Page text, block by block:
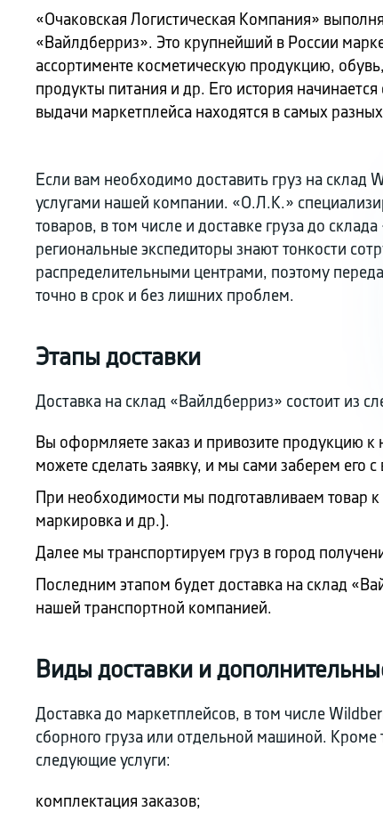
«Очаковская Логистическая Компания»
«Вайлдберриз». Это крупнейший в России
ассортименте косметическую продукцию,
продукты питания и др. Его история
выдачи маркетплейса находятся в самых
Если вам необходимо доставить груз на склад
услугами нашей компании. «О.Л.К.»
товаров, в том числе и доставке груза до
региональные экспедиторы знают тонкости
распределительными центрами, поэтому
точно в срок и без лишних проблем.
Этапы доставки
Доставка на склад «Вайлдберриз» состоит из
Вы оформляете заказ и привозите продукцию к
можете сделать заявку, и мы сами заберем его с
При необходимости мы подготавливаем товар
маркировка и др.).
Далее мы транспортируем груз в город
Последним этапом будет доставка на склад
нашей транспортной компанией.
Виды доставки и
Доставка до маркетплейсов, в том числе
сборного груза или отдельной машиной. Кроме
следующие услуги:
комплектация заказов;